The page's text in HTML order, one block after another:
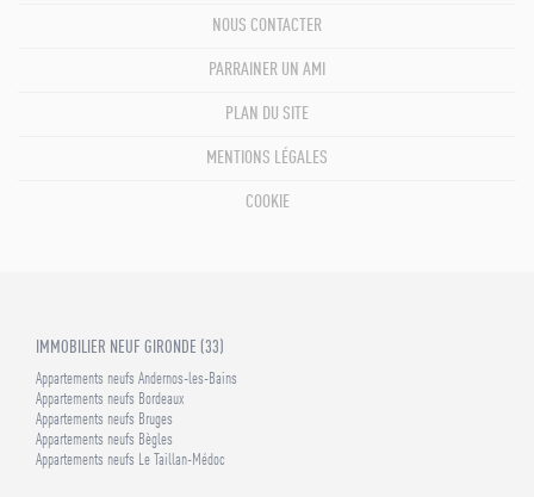
NOUS CONTACTER
PARRAINER UN AMI
PLAN DU SITE
MENTIONS LÉGALES
COOKIE
IMMOBILIER NEUF GIRONDE (33)
Appartements neufs Andernos-les-Bains
Appartements neufs Bordeaux
Appartements neufs Bruges
Appartements neufs Bègles
Appartements neufs Le Taillan-Médoc